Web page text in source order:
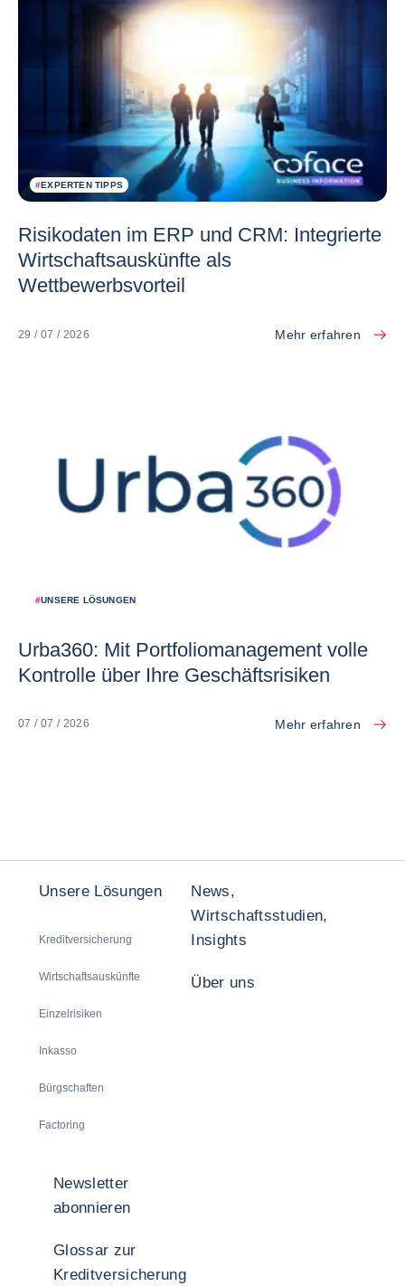
#EXPERTEN TIPPS
Risikodaten im ERP und CRM: Integrierte
Wirtschaftsauskünfte als
Wettbewerbsvorteil
29 / 07 / 2026 Mehr erfahren
#UNSERE LÖSUNGEN
Urba360: Mit Portfoliomanagement volle
Kontrolle über Ihre Geschäftsrisiken
07 / 07 / 2026 Mehr erfahren
Unsere Lösungen
Kreditversicherung
Wirtschaftsauskünfte
Einzelrisiken
Inkasso
Bürgschaften
Factoring
News,
Wirtschaftsstudien,
Insights
Über uns
Newsletter
abonnieren
Glossar zur
Kreditversicherung